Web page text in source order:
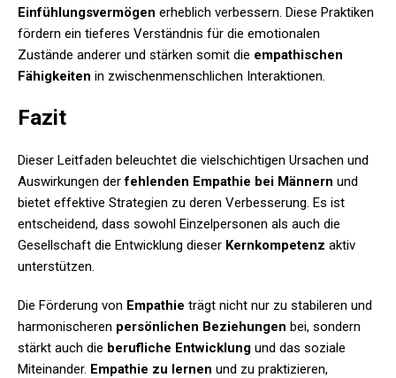
Einfühlungsvermögen erheblich verbessern. Diese Praktiken
fördern ein tieferes Verständnis für die emotionalen
Zustände anderer und stärken somit die empathischen
Fähigkeiten in zwischenmenschlichen Interaktionen.
Fazit
Dieser Leitfaden beleuchtet die vielschichtigen Ursachen und
Auswirkungen derfehlenden Empathie bei Männern und
bietet effektive Strategien zu deren Verbesserung. Es ist
entscheidend, dass sowohl Einzelpersonen als auch die
Gesellschaft die Entwicklung dieser Kernkompetenz aktiv
unterstützen.
Die Förderung von Empathie trägt nicht nur zu stabileren und
harmonischeren persönlichen Beziehungen bei, sondern
stärkt auch die berufliche Entwicklung und das soziale
Miteinander. Empathie zu lernen und zu praktizieren,